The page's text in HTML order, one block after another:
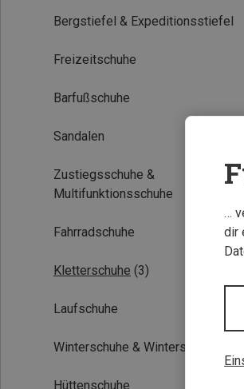
Bergstiefel & Expeditionsstiefel
Freizeitschuhe
Barfußschuhe
Sandalen
Zustiegsschuhe &
Multifunktionsschuhe
Fahrradschuhe
Kletterschuhe (3)
Laufschuhe
Winterschuhe & Winterstiefel
Hüttenschuhe
…
dir